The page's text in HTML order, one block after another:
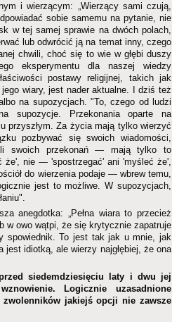
i wierzącym: „Wierzący sami czują,
sobie samemu na pytanie, nie
w tej samej sprawie na dwóch polach,
lub odwrócić ją na temat inny, czego
chwili, choć się to wie w głębi duszy
eksperymentu dla naszej wiedzy
postawy religijnej, takich jak
wiary, jest nader aktualne. I dziś też
na supozycjach. "To, czego od ludzi
supozycje. Przekonania oparte na
przyszłym. Za życia mają tylko wierzyć
pozbywać się swoich wiadomości,
swoich przekonań — mają tylko to
że', nie — 'spostrzegać' ani 'myśleć że',
do wierzenia podaje — wbrew temu,
jest to możliwe. W supozycjach,
anegdotka: „Pełna wiara to przecież
w owo wątpi, że się krytycznie zapatruje
spowiednik. To jest tak jak u mnie, jak
jest idiotką, ale wierzy najgłębiej, że ona
siedemdziesięciu laty i dwu jej
Logicznie uzasadnione
jakiejś opcji nie zawsze